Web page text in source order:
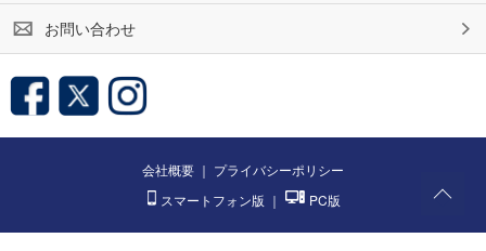
お問い合わせ
会社概要 ｜ プライバシーポリシー
スマートフォン版 ｜ PC版